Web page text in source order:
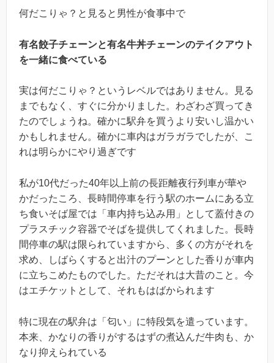
何だこりゃ？と見ると男性が食事中で
有名餃子チェーンと有名牛丼チェーンのテイクアウト
を一緒に食べている
実は何だこりゃ？というレベルではありません。見る
までもなく、すぐに分かりました。わざわざ買ってき
たのでしょうね。確かに駅弁を買うより安いし温かい
かもしれません。確かに車内はガラガラでしたが、こ
れは明らかにやり過ぎです
私が10代だった40年以上前の長距離夜行列車が華や
かだったころ、長時間停車を行う駅のホームにある立
ち食いそば屋では「車内持ち込み用」として蓋付きの
プラスチック容器でそばを提供してくれました。長時
間停車の駅は限られていますから、多くの方がそれを
求め、しばらくすると出汁のプーンとした香りが車内
に立ちこめたものでした。ただそれは大昔のこと。今
はエチケットとして、それもはばかられます
特に現在の駅弁は「匂い」に特段気を遣っています。
本来、かなりの香りがするはずの煮込んだ牛肉も、か
なり抑えられている